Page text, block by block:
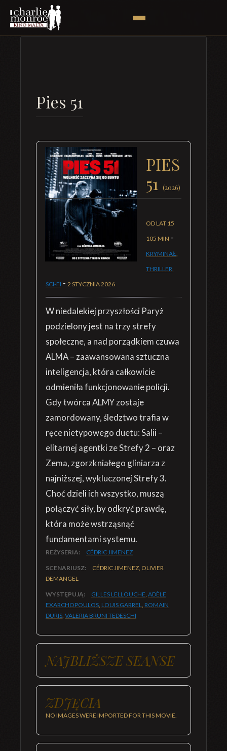
Pies 51
PIES
51
(2026)
OD LAT 15
105 MIN -
KRYMINAŁ,
THRILLER,
SCI-FI - 2 STYCZNIA 2026
W niedalekiej przyszłości Paryż
podzielony jest na trzy strefy
społeczne, a nad porządkiem czuwa
ALMA – zaawansowana sztuczna
inteligencja, która całkowicie
odmieniła funkcjonowanie policji.
Gdy twórca ALMY zostaje
zamordowany, śledztwo trafia w
ręce nietypowego duetu: Salii –
elitarnej agentki ze Strefy 2 – oraz
Zema, zgorzkniałego gliniarza z
najniższej, wykluczonej Strefy 3.
Choć dzieli ich wszystko, muszą
połączyć siły, by odkryć prawdę,
która może wstrząsnąć
fundamentami systemu.
REŻYSERIA: CÉDRIC JIMENEZ
SCENARIUSZ:
CÉDRIC JIMENEZ, OLIVIER
DEMANGEL
WYSTĘPUJĄ: GILLES LELLOUCHE, ADÈLE
EXARCHOPOULOS, LOUIS GARREL, ROMAIN
DURIS, VALERIA BRUNI TEDESCHI
NAJBLIŻSZE SEANSE
ZDJĘCIA
NO IMAGES WERE IMPORTED FOR THIS MOVIE.